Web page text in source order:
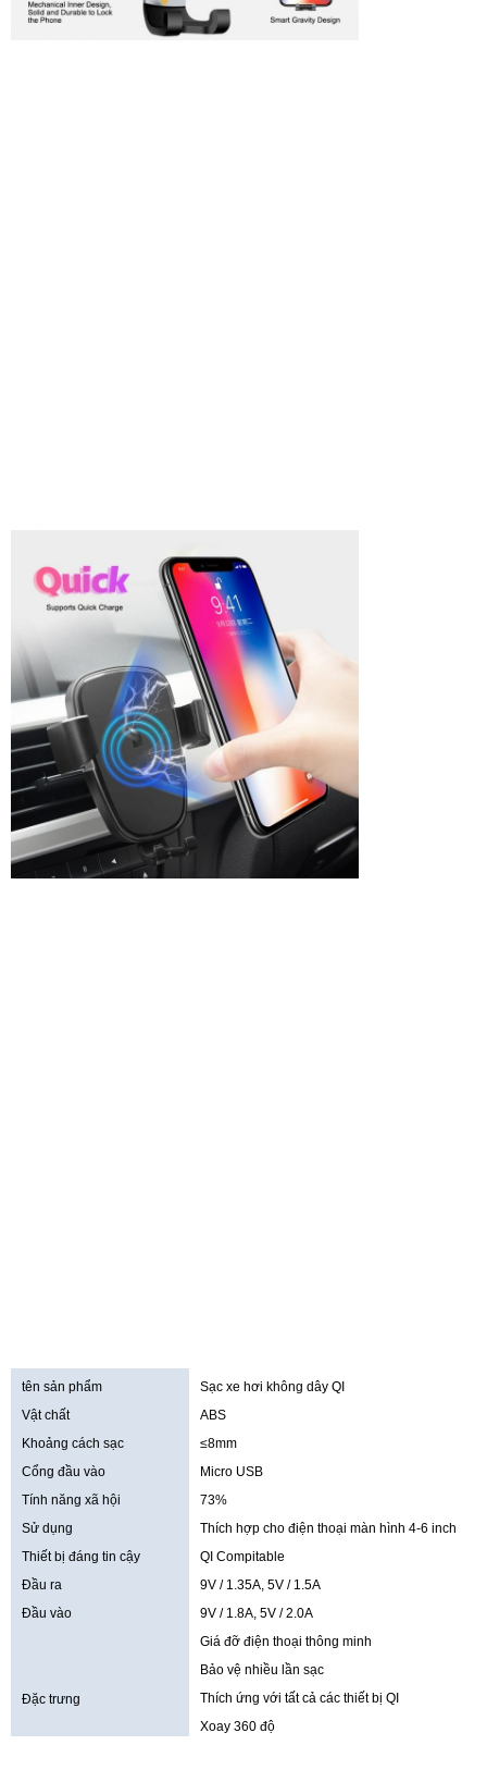
tên sản phẩm
Sạc xe hơi không dây QI
Vật chất
ABS
Khoảng cách sạc
≤8mm
Cổng đầu vào
Micro USB
Tính năng xã hội
73%
Sử dụng
Thích hợp cho điện thoại màn hình 4-6 inch
Thiết bị đáng tin cậy
QI Compitable
Đầu ra
9V / 1.35A, 5V / 1.5A
Đầu vào
9V / 1.8A, 5V / 2.0A
Đặc trưng
Giá đỡ điện thoại thông minh
Bảo vệ nhiều lần sạc
Thích ứng với tất cả các thiết bị QI
Xoay 360 độ